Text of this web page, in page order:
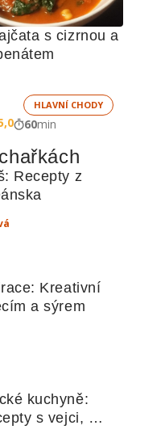
s cizrnou a
HLAVNÍ CHODY
60min
Recepty z
Kreativní
a sýrem
kuchyně:
s vejci,